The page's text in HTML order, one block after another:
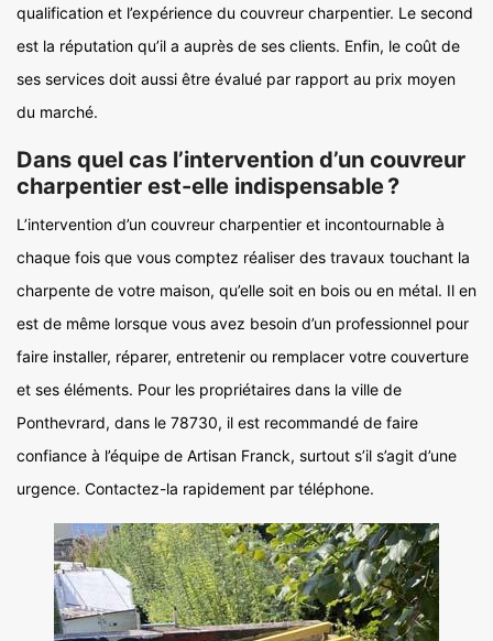
qualification et l’expérience du couvreur charpentier. Le second
est la réputation qu’il a auprès de ses clients. Enfin, le coût de
ses services doit aussi être évalué par rapport au prix moyen
du marché.
Dans quel cas l’intervention d’un couvreur
charpentier est-elle indispensable ?
L’intervention d’un couvreur charpentier et incontournable à
chaque fois que vous comptez réaliser des travaux touchant la
charpente de votre maison, qu’elle soit en bois ou en métal. Il en
est de même lorsque vous avez besoin d’un professionnel pour
faire installer, réparer, entretenir ou remplacer votre couverture
et ses éléments. Pour les propriétaires dans la ville de
Ponthevrard, dans le 78730, il est recommandé de faire
confiance à l’équipe de Artisan Franck, surtout s’il s’agit d’une
urgence. Contactez-la rapidement par téléphone.